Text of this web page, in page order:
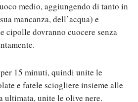
medio, aggiungendo di tanto in
mancanza, dell’acqua) e
cipolle dovranno cuocere senza
15 minuti, quindi unite le
e fatele sciogliere insieme alle
ultimata, unite le olive nere.